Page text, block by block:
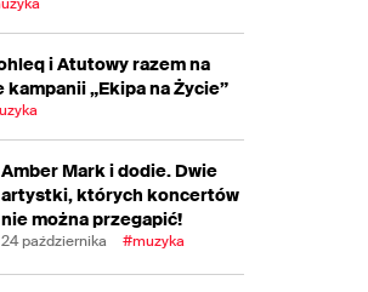
i Atutowy razem na
kampanii „Ekipa na Życie”
Amber Mark i dodie. Dwie
artystki, których koncertów
nie można przegapić!
24 października #muzyka